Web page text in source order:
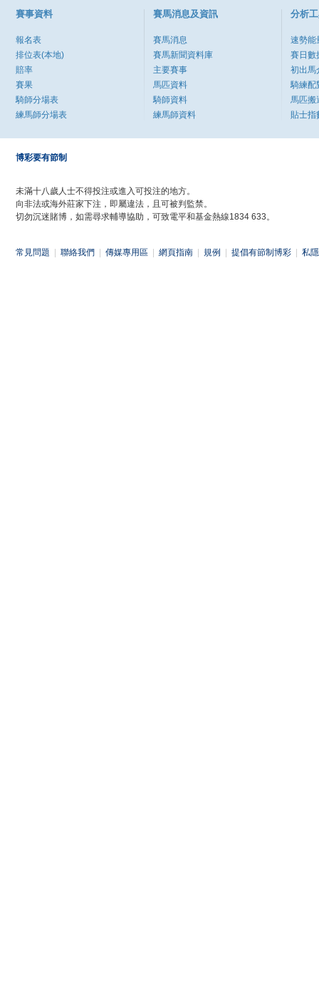
賽事資料
報名表
排位表(本地)
賠率
賽果
騎師分場表
練馬師分場表
賽馬消息及資訊
賽馬消息
賽馬新聞資料庫
主要賽事
馬匹資料
騎師資料
練馬師資料
分析
速勢能
賽日數
初出馬
騎練配
馬匹搬
貼士指
博彩要有節制
未滿十八歲人士不得投注或進入可投注的地方。
向非法或海外莊家下注，即屬違法，且可被判監禁。
切勿沉迷賭博，如需尋求輔導協助，可致電平和基金熱線1834 633。
常見問題 聯絡我們 傳媒專用區 網頁指南 規例 提倡有節制博彩 私